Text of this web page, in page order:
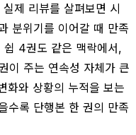
실제 리뷰를 살펴보면 시
분위기를 이어갈 때 만족
쉽 4권도 같은 맥락에서,
이 주는 연속성 자체가 큰
화와 상황의 누적을 보는
수록 단행본 한 권의 만족